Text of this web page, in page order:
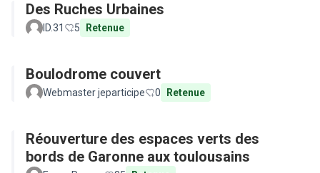
Des Ruches Urbaines
ID.31 5 Retenue
Boulodrome couvert
Webmaster jeparticipe 0 Retenue
Réouverture des espaces verts des
bords de Garonne aux toulousains